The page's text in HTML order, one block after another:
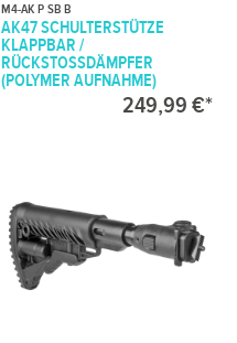
M4-AK P SB B
AK47 SCHULTERSTÜTZE
KLAPPBAR /
RÜCKSTOSSDÄMPFER (
POLYMER AUFNAHME)
249,99 €*